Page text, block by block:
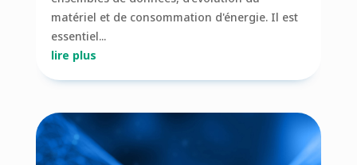
matériel et de consommation d'énergie. Il est
essentiel...
lire plus